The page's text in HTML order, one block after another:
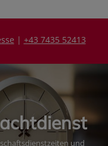
| +43 7435 52413
und